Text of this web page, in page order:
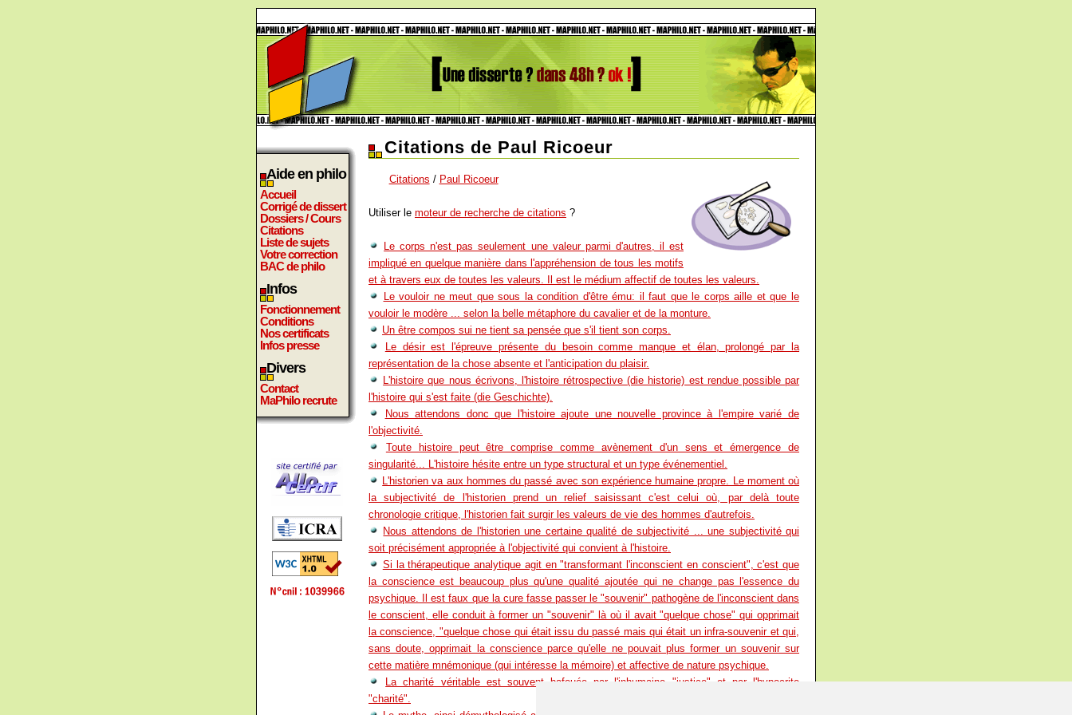
Aide en philo
Accueil
Corrigé de dissert
Dossiers / Cours
Citations
Liste de sujets
Votre correction
BAC de philo
Infos
Fonctionnement
Conditions
Nos certificats
Infos presse
Divers
Contact
MaPhilo recrute
Citations de Paul Ricoeur
Citations / Paul Ricoeur
Utiliser le moteur de recherche de citations ?
Le corps n'est pas seulement une valeur parmi d'autres, il est
impliqué en quelque manière dans l'appréhension de tous les motifs
et à travers eux de toutes les valeurs. Il est le médium affectif de toutes les valeurs.
Le vouloir ne meut que sous la condition d'être ému: il faut que le corps aille et que le
vouloir le modère ... selon la belle métaphore du cavalier et de la monture.
Un être compos sui ne tient sa pensée que s'il tient son corps.
Le désir est l'épreuve présente du besoin comme manque et élan, prolongé par la
représentation de la chose absente et l'anticipation du plaisir.
L'histoire que nous écrivons, l'histoire rétrospective (die historie) est rendue possible par
l'histoire qui s'est faite (die Geschichte).
Nous attendons donc que l'histoire ajoute une nouvelle province à l'empire varié de
l'objectivité.
Toute histoire peut être comprise comme avènement d'un sens et émergence de
singularité... L'histoire hésite entre un type structural et un type événementiel.
L'historien va aux hommes du passé avec son expérience humaine propre. Le moment où
la subjectivité de l'historien prend un relief saisissant c'est celui où, par delà toute
chronologie critique, l'historien fait surgir les valeurs de vie des hommes d'autrefois.
Nous attendons de l'historien une certaine qualité de subjectivité ... une subjectivité qui
soit précisément appropriée à l'objectivité qui convient à l'histoire.
Si la thérapeutique analytique agit en "transformant l'inconscient en conscient", c'est que
la conscience est beaucoup plus qu'une qualité ajoutée qui ne change pas l'essence du
psychique. Il est faux que la cure fasse passer le "souvenir" pathogène de l'inconscient dans
le conscient, elle conduit à former un "souvenir" là où il avait "quelque chose" qui opprimait
la conscience, "quelque chose qui était issu du passé mais qui était un infra-souvenir et qui,
sans doute, opprimait la conscience parce qu'elle ne pouvait plus former un souvenir sur
cette matière mnémonique (qui intéresse la mémoire) et affective de nature psychique.
La charité véritable est souvent bafouée par l'inhumaine "justice" et par l'hypocrite
"charité".